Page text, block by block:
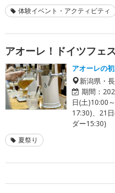
体験イベント・アクティビティ
アオーレ！ドイツフェ
アオーレの
新潟県・
期間：
日(土)10:00
17:30)、21
ダー15:30)
夏祭り